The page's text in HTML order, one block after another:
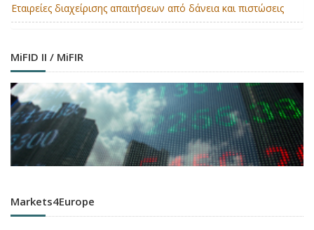
Εταιρείες διαχείρισης απαιτήσεων από δάνεια και πιστώσεις
MiFID II / MiFIR
Markets4Europe